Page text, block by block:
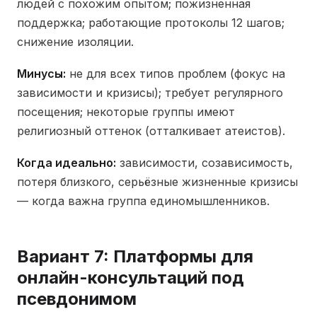
людей с похожим опытом; пожизненная
поддержка; работающие протоколы 12 шагов;
снижение изоляции.
Минусы: не для всех типов проблем (фокус на
зависимости и кризисы); требует регулярного
посещения; некоторые группы имеют
религиозный оттенок (отталкивает атеистов).
Когда идеально: зависимости, созависимость,
потеря близкого, серьёзные жизненные кризисы
— когда важна группа единомышленников.
Вариант 7: Платформы для
онлайн-консультаций под
псевдонимом